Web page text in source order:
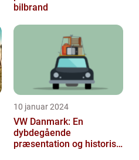
bilbrand
10 januar 2024
VW Danmark: En
dybdegående
præsentation og historisk